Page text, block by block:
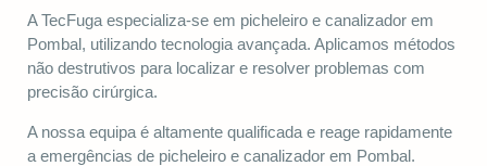
A TecFuga especializa-se em picheleiro e canalizador em
Pombal, utilizando tecnologia avançada. Aplicamos métodos
não destrutivos para localizar e resolver problemas com
precisão cirúrgica.
A nossa equipa é altamente qualificada e reage rapidamente
a emergências de picheleiro e canalizador em Pombal.